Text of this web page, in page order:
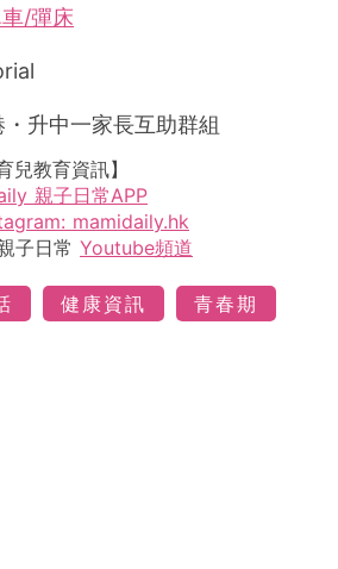
/彈床
升中一家長互助群組
兒教育資訊】
親子日常APP
mamidaily.hk
子日常 Youtube頻道
健康資訊
青春期